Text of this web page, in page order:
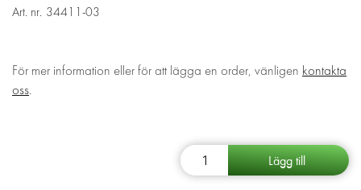
Art. nr. 34411-03
För mer information eller för att lägga en order, vänligen kontakta
oss.